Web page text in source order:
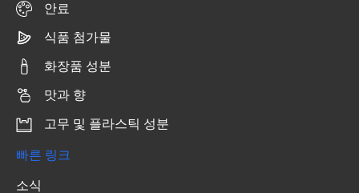
안료
식품 첨가물
화장품 성분
맛과 향
고무 및 플라스틱 성분
빠른 링크
소식